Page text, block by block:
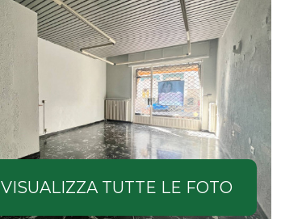
VISUALIZZA TUTTE LE FOTO